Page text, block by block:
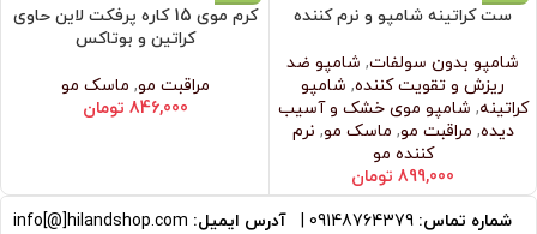
ست کراتینه شامپو و نرم کننده
شامپو بدون سولفات, شامپو ضد
ریزش و تقویت کننده, شامپو
کراتینه, شامپو موی خشک و آسیب
دیده, مراقبت مو, ماسک مو, نرم‌
کننده مو
899,000 تومان
کرم موی 15 کاره پرفکت لاین حاوی
کراتین و بوتاکس
مراقبت مو, ماسک مو
846,000 تومان
شماره تماس: 09148764379
| آدرس ایمیل: info[@]hilandshop.com